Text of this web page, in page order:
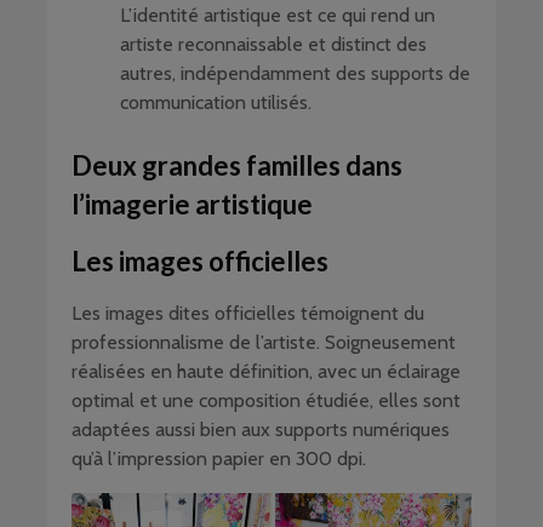
L’identité artistique est ce qui rend un
artiste reconnaissable et distinct des
autres, indépendamment des supports de
communication utilisés.
Deux grandes familles dans
l’imagerie artistique
Les images officielles
Les images dites officielles témoignent du
professionnalisme de l’artiste. Soigneusement
réalisées en haute définition, avec un éclairage
optimal et une composition étudiée, elles sont
adaptées aussi bien aux supports numériques
qu’à l’impression papier en 300 dpi.